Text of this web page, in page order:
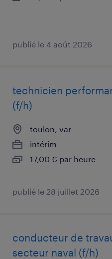
publié le 4 août 2026
technicien
(f/h)
toulon, var
intérim
17,00 € par heure
publié le 28 juillet 2026
conducteur de
secteur naval (f/h)